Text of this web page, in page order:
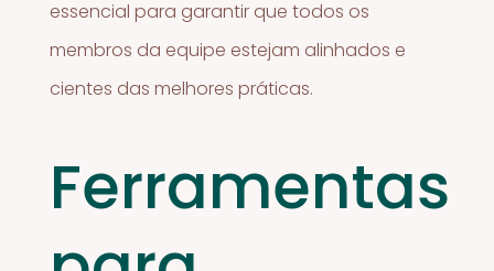
essencial para garantir que todos os
membros da equipe estejam alinhados e
cientes das melhores práticas.
Ferramentas